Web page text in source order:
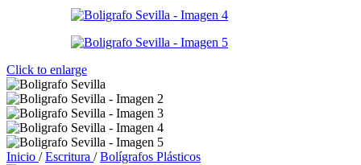
Click to enlarge
Inicio / Escritura / Bolígrafos Plásticos